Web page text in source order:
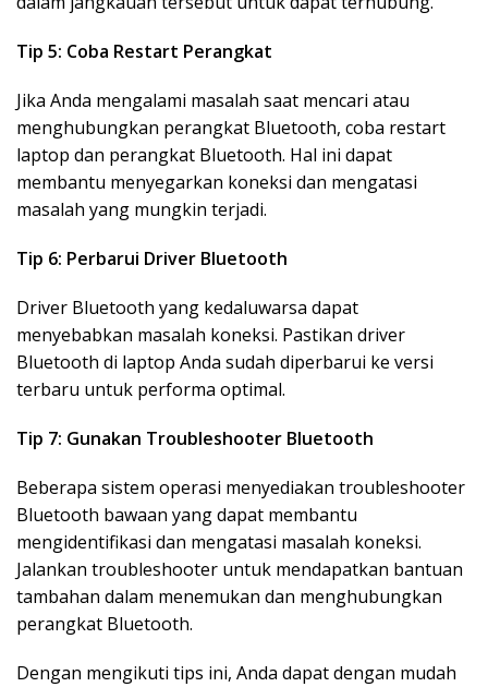
Tip 5: Coba Restart Perangkat
Jika Anda mengalami masalah saat mencari atau
menghubungkan perangkat Bluetooth, coba restart
laptop dan perangkat Bluetooth. Hal ini dapat
membantu menyegarkan koneksi dan mengatasi
masalah yang mungkin terjadi.
Tip 6: Perbarui Driver Bluetooth
Driver Bluetooth yang kedaluwarsa dapat
menyebabkan masalah koneksi. Pastikan driver
Bluetooth di laptop Anda sudah diperbarui ke versi
terbaru untuk performa optimal.
Tip 7: Gunakan Troubleshooter Bluetooth
Beberapa sistem operasi menyediakan troubleshooter
Bluetooth bawaan yang dapat membantu
mengidentifikasi dan mengatasi masalah koneksi.
Jalankan troubleshooter untuk mendapatkan bantuan
tambahan dalam menemukan dan menghubungkan
perangkat Bluetooth.
Dengan mengikuti tips ini, Anda dapat dengan mudah